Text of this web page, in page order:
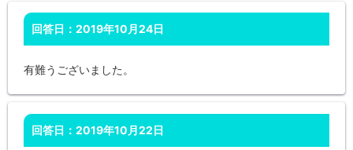
回答日：2019年10月24日
有難うございました。
回答日：2019年10月22日